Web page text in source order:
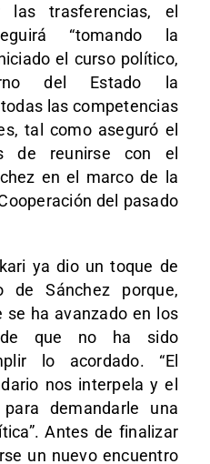
las trasferencias, el
“tomando la
el curso político,
del Estado la
las competencias
tal como aseguró el
de reunirse con el
en el marco de la
del pasado
ya dio un toque de
de Sánchez porque,
se ha avanzado en los
de que no ha sido
lo acordado. “El
nos interpela y el
demandarle una
Antes de finalizar
un nuevo encuentro